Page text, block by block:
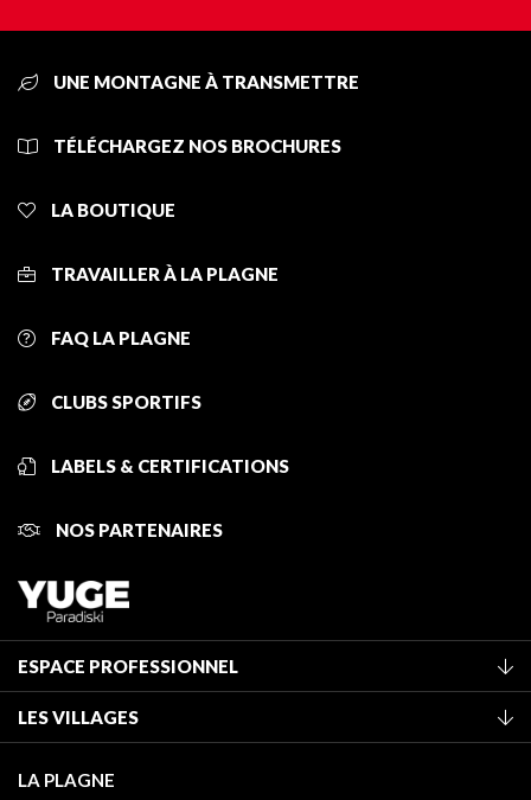
UNE MONTAGNE À TRANSMETTRE
TÉLÉCHARGEZ NOS BROCHURES
LA BOUTIQUE
TRAVAILLER À LA PLAGNE
FAQ LA PLAGNE
CLUBS SPORTIFS
LABELS & CERTIFICATIONS
NOS PARTENAIRES
ESPACE PROFESSIONNEL
Classement des meublés
Taxe de séjour
LES VILLAGES
Montchavin - Les Coches
LA PLAGNE